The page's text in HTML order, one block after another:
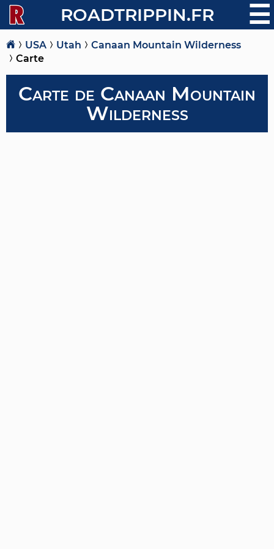
ROADTRIPPIN.FR ☰
USA Utah
Canaan Mountain Wilderness
Carte
Carte de Canaan Mountain
Wilderness